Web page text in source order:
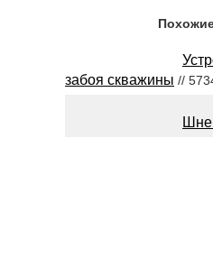
забоя скважины //